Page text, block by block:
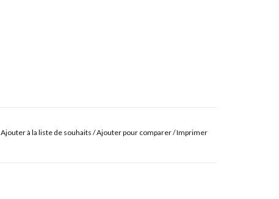
Ajouter à la liste de souhaits /Ajouter pour comparer/Imprimer